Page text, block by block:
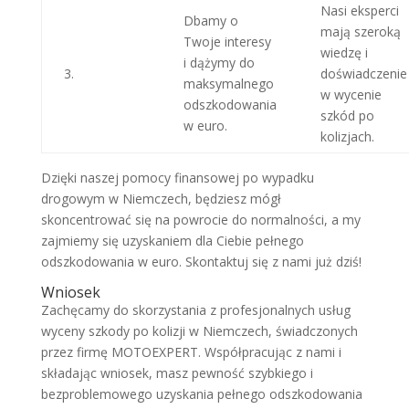
3.
Dbamy o
Twoje interesy
i dążymy do
maksymalnego
odszkodowania
w euro.
Nasi eksperci
mają szeroką
wiedzę i
doświadczenie
w wycenie
szkód po
kolizjach.
Dzięki naszej pomocy finansowej po wypadku
drogowym w Niemczech, będziesz mógł
skoncentrować się na powrocie do normalności, a my
zajmiemy się uzyskaniem dla Ciebie pełnego
odszkodowania w euro. Skontaktuj się z nami już dziś!
Wniosek
Zachęcamy do skorzystania z profesjonalnych usług
wyceny szkody po kolizji w Niemczech, świadczonych
przez firmę MOTOEXPERT. Współpracując z nami i
składając wniosek, masz pewność szybkiego i
bezproblemowego uzyskania pełnego odszkodowania